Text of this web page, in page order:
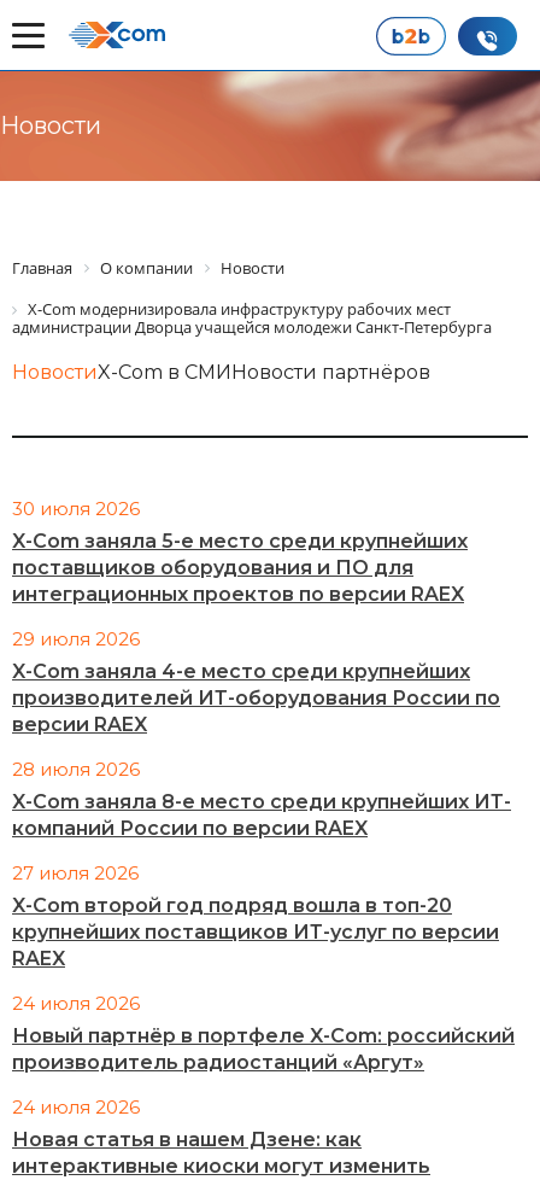
Новости
Главная О компании
Новости
X-Com модернизировала инфраструктуру рабочих мест
администрации Дворца учащейся молодежи Санкт-Петербурга
НовостиX-Com в СМИНовости партнёров
30 июля 2026
X-Com заняла 5-е место среди крупнейших
поставщиков оборудования и ПО для
интеграционных проектов по версии RAEX
29 июля 2026
X-Com заняла 4-е место среди крупнейших
производителей ИТ-оборудования России по
версии RAEX
28 июля 2026
X-Com заняла 8-е место среди крупнейших ИТ-
компаний России по версии RAEX
27 июля 2026
X-Com второй год подряд вошла в топ-20
крупнейших поставщиков ИТ-услуг по версии
RAEX
24 июля 2026
Новый партнёр в портфеле X-Com: российский
производитель радиостанций «Аргут»
24 июля 2026
Новая статья в нашем Дзене: как
интерактивные киоски могут изменить